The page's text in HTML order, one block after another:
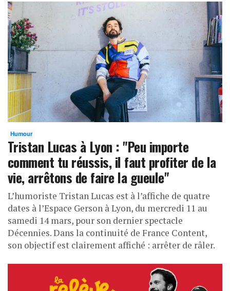
Humour
Tristan Lucas à Lyon : "Peu importe
comment tu réussis, il faut profiter de la
vie, arrêtons de faire la gueule"
L’humoriste Tristan Lucas est à l’affiche de quatre
dates à l’Espace Gerson à Lyon, du mercredi 11 au
samedi 14 mars, pour son dernier spectacle
Décennies. Dans la continuité de France Content,
son objectif est clairement affiché : arrêter de râler.